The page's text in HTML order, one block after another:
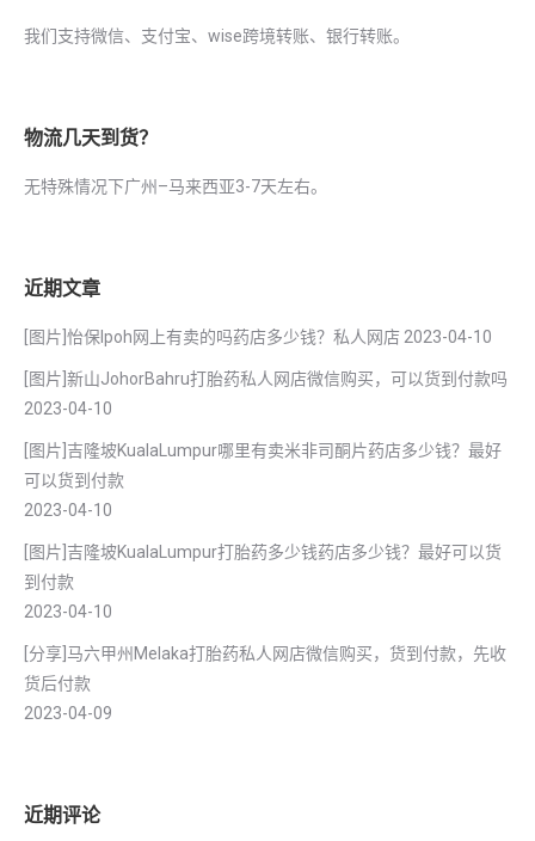
我们支持微信、支付宝、wise跨境转账、银行转账。
物流几天到货？
无特殊情况下广州–马来西亚3-7天左右。
近期文章
[图片]怡保lpoh网上有卖的吗药店多少钱？私人网店 2023-04-10
[图片]新山JohorBahru打胎药私人网店微信购买，可以货到付款吗
2023-04-10
[图片]吉隆坡KualaLumpur哪里有卖米非司酮片药店多少钱？最好
可以货到付款
2023-04-10
[图片]吉隆坡KualaLumpur打胎药多少钱药店多少钱？最好可以货
到付款
2023-04-10
[分享]马六甲州Melaka打胎药私人网店微信购买，货到付款，先收
货后付款
2023-04-09
近期评论